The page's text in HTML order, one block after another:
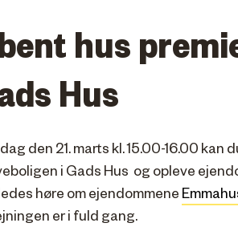
hus
Hus
den 21. marts kl. 15.00-16.00 kan
i Gads Hus og opleve
høre om ejendommene
er i fuld gang.